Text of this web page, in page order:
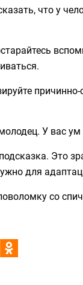
что у
У вас
Это
для
со